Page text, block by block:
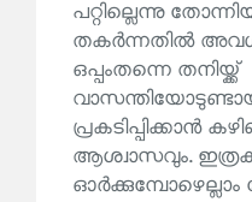
പറ്റില്ലെന്നു
തകർന്നതിൽ
ഒപ്പംതന്നെ തനിയ്ക്ക്
പ്രകടിപ്പിക്കാൻ
ആശ്വാസവും.